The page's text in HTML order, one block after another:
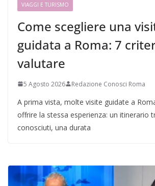
VIAGGI E TURISMO
Come scegliere una
guidata a Roma: 7
valutare
5 Agosto 2026 Redazione Conosci Roma
A prima vista, molte visite guidate a
offrire la stessa esperienza: un itinerario
conosciuti, una durata